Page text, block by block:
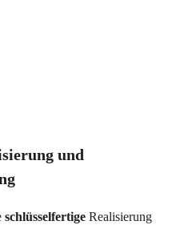
und
schlüsselfertige Realisierung